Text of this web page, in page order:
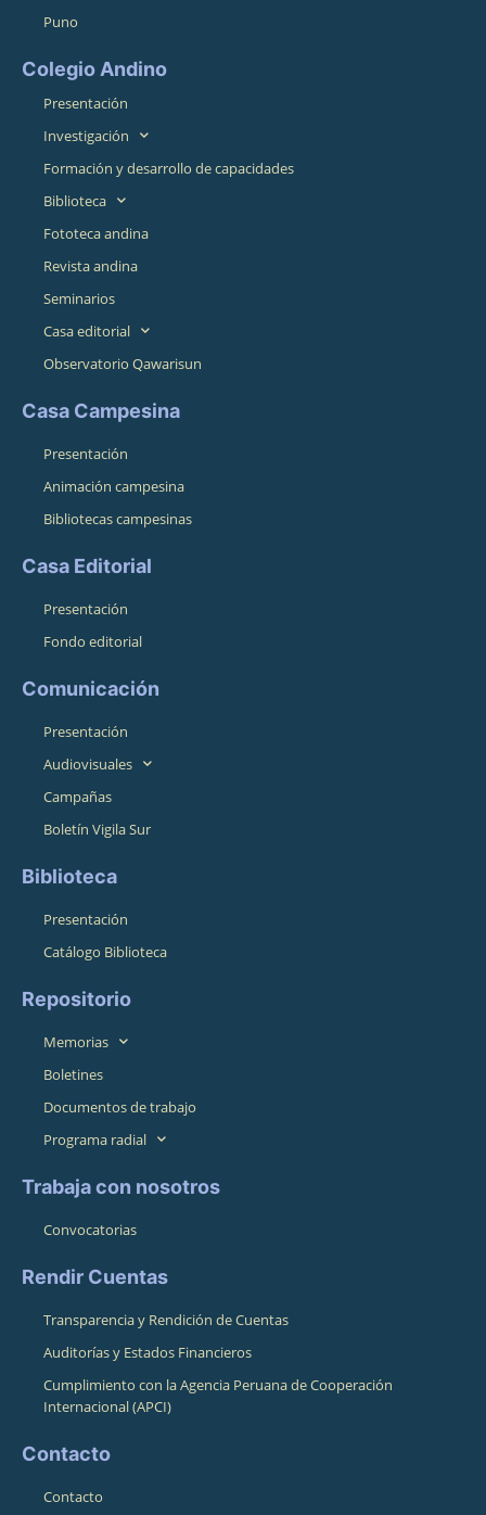
Puno
Colegio Andino
Presentación
Investigación
Formación y desarrollo de capacidades
Biblioteca
Fototeca andina
Revista andina
Seminarios
Casa editorial
Observatorio Qawarisun
Casa Campesina
Presentación
Animación campesina
Bibliotecas campesinas
Casa Editorial
Presentación
Fondo editorial
Comunicación
Presentación
Audiovisuales
Campañas
Boletín Vigila Sur
Biblioteca
Presentación
Catálogo Biblioteca
Repositorio
Memorias
Boletines
Documentos de trabajo
Programa radial
Trabaja con nosotros
Convocatorias
Rendir Cuentas
Transparencia y Rendición de Cuentas
Auditorías y Estados Financieros
Cumplimiento con la Agencia Peruana de Cooperación
Internacional (APCI)
Contacto
Contacto